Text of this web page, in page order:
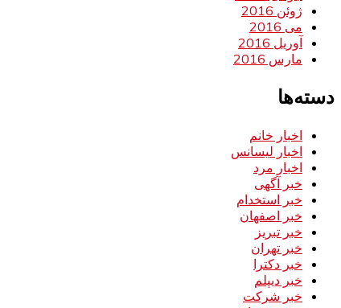
ژوئن 2016
می 2016
آوریل 2016
مارس 2016
دسته‌ها
اخبار خانم
اخبار لیسانس
اخبار مرد
خبر آگهی
خبر استخدام
خبر اصفهان
خبر تبریز
خبر تهران
خبر دکترا
خبر دیپلم
خبر شرکت